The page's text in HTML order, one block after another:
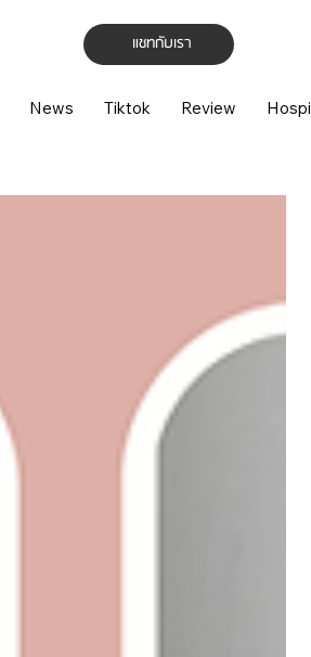
แชทกับเรา
News Tiktok Review